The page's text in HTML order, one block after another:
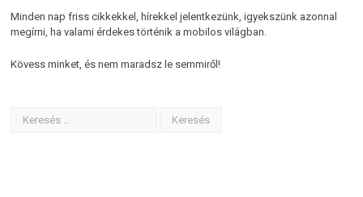
Minden nap friss cikkekkel, hírekkel jelentkezünk, igyekszünk azonnal
megírni, ha valami érdekes történik a mobilos világban.
Kövess minket, és nem maradsz le semmiről!